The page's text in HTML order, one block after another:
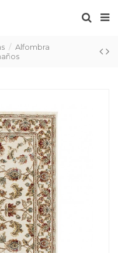
Alfombra